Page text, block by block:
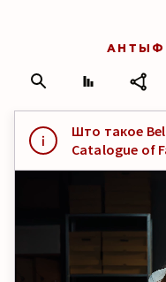
Што такое
Catalogue of